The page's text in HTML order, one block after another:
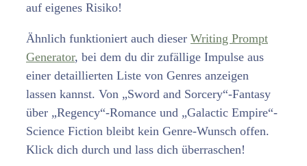
auf eigenes Risiko!
Ähnlich funktioniert auch dieser Writing Prompt
Generator, bei dem du dir zufällige Impulse aus
einer detaillierten Liste von Genres anzeigen
lassen kannst. Von „Sword and Sorcery“-Fantasy
über „Regency“-Romance und „Galactic Empire“-
Science Fiction bleibt kein Genre-Wunsch offen.
Klick dich durch und lass dich überraschen!